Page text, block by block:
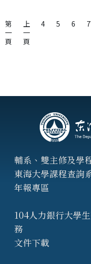
第
一
頁
上
一
頁
4 5 6 7
輔系、雙主修及學
東海大學課程查詢
年報專區
104人力銀行大學
務
文件下載